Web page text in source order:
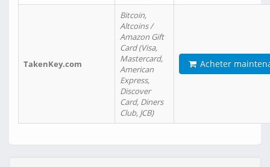
TakenKey.com
Bitcoin,
Altcoins /
Amazon Gift
Card (Visa,
Mastercard,
American
Express,
Discover
Card, Diners
Club, JCB)
Acheter